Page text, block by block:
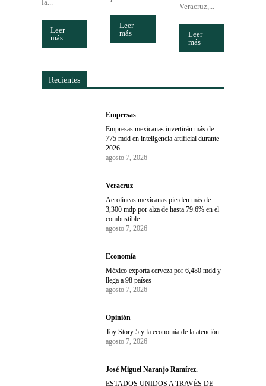
la...
Leer
más
Leer
más
Veracruz,...
Leer
más
Recientes
Empresas
Empresas mexicanas invertirán más de
775 mdd en inteligencia artificial durante
2026
agosto 7, 2026
Veracruz
Aerolíneas mexicanas pierden más de
3,300 mdp por alza de hasta 79.6% en el
combustible
agosto 7, 2026
Economía
México exporta cerveza por 6,480 mdd y
llega a 98 países
agosto 7, 2026
Opinión
Toy Story 5 y la economía de la atención
agosto 7, 2026
José Miguel Naranjo Ramírez.
ESTADOS UNIDOS A TRAVÉS DE